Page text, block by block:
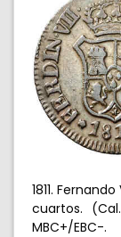
1811.
cuartos.
MBC+/EBC-.